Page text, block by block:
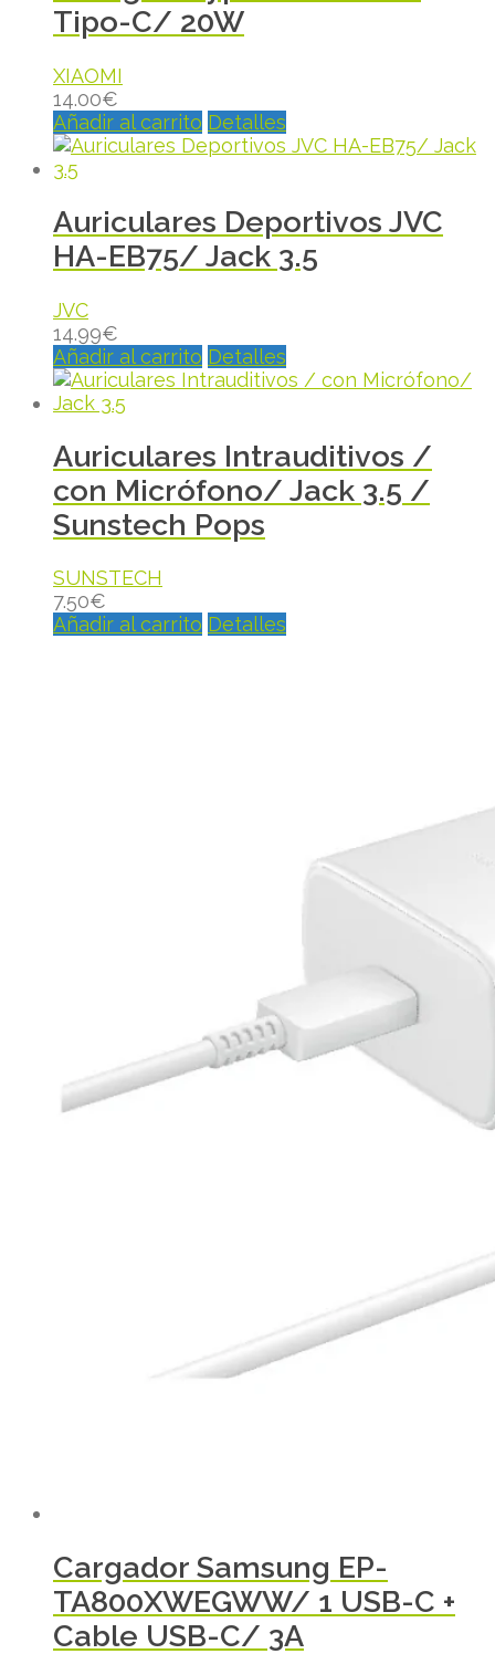
Tipo-C/ 20W
XIAOMI
14.00€
Añadir al carrito Detalles
Auriculares Deportivos JVC
HA-EB75/ Jack 3.5
JVC
14.99€
Añadir al carrito Detalles
Auriculares Intrauditivos /
con Micrófono/ Jack 3.5 /
Sunstech Pops
SUNSTECH
7.50€
Añadir al carrito Detalles
Cargador Samsung EP-
TA800XWEGWW/ 1 USB-C +
Cable USB-C/ 3A